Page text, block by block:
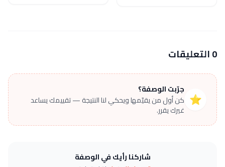
0 التعليقات
⭐
جرّبت الوصفة؟
كن أول من يقيّمها ويحكي لنا النتيجة — تقييمك يساعد
غيرك يقرر.
شاركنا رأيك في الوصفة